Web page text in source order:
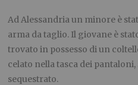
Ad Alessandria un minore è
arma da taglio. Il giovane è
trovato in possesso di un
celato nella tasca dei
sequestrato.